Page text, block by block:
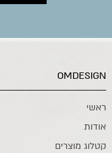
OMDESIGN
ראשי
אודות
קטלוג מוצרים